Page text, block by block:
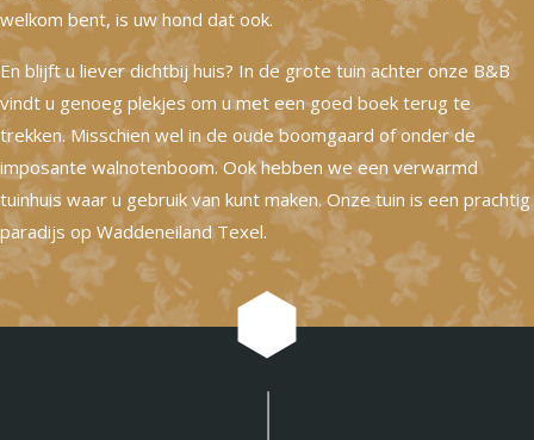
welkom bent, is uw hond dat ook.
En blijft u liever dichtbij huis? In de grote tuin achter onze B&B
vindt u genoeg plekjes om u met een goed boek terug te
trekken. Misschien wel in de oude boomgaard of onder de
imposante walnotenboom. Ook hebben we een verwarmd
tuinhuis waar u gebruik van kunt maken. Onze tuin is een prachtig
paradijs op Waddeneiland Texel.